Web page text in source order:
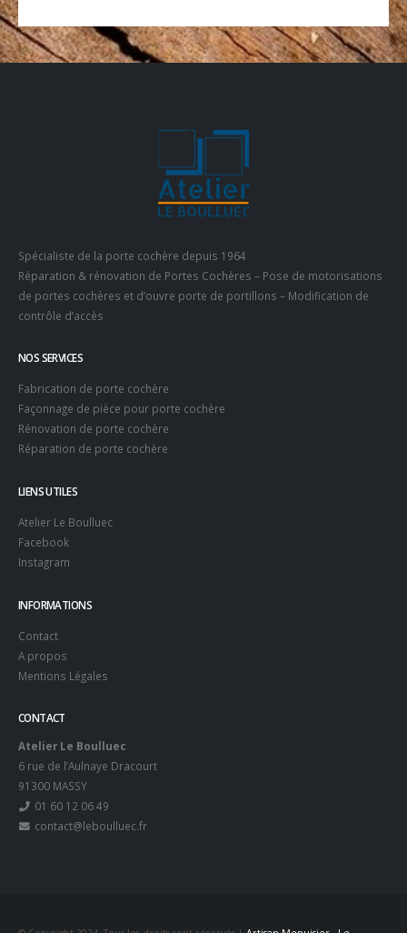
Spécialiste de la porte cochère depuis 1964
Réparation & rénovation de Portes Cochères – Pose de motorisations
de portes cochères et d’ouvre porte de portillons – Modification de
contrôle d’accès
NOS SERVICES
Fabrication de porte cochère
Façonnage de pièce pour porte cochère
Rénovation de porte cochère
Réparation de porte cochère
LIENS UTILES
Atelier Le Boulluec
Facebook
Instagram
INFORMATIONS
Contact
A propos
Mentions Légales
CONTACT
Atelier Le Boulluec
6 rue de l’Aulnaye Dracourt
91300 MASSY
01 60 12 06 49
contact@leboulluec.fr